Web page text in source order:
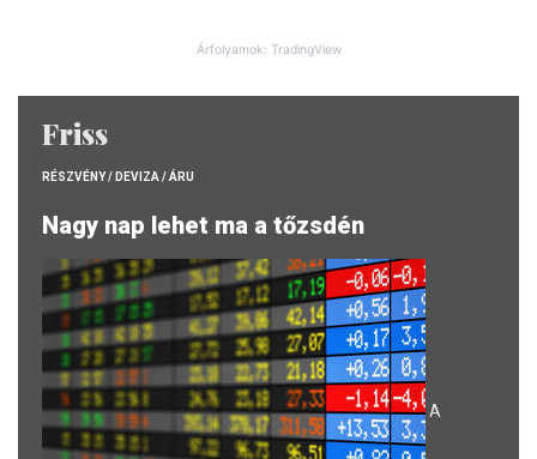
Árfolyamok: TradingView
Friss
RÉSZVÉNY / DEVIZA / ÁRU
Nagy nap lehet ma a tőzsdén
A